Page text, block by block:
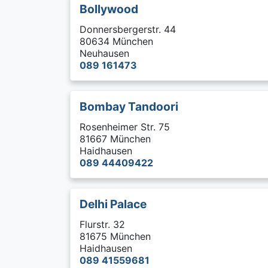
Bollywood
Donnersbergerstr. 44
80634 München
Neuhausen
089 161473
Bombay Tandoori
Rosenheimer Str. 75
81667 München
Haidhausen
089 44409422
Delhi Palace
Flurstr. 32
81675 München
Haidhausen
089 41559681